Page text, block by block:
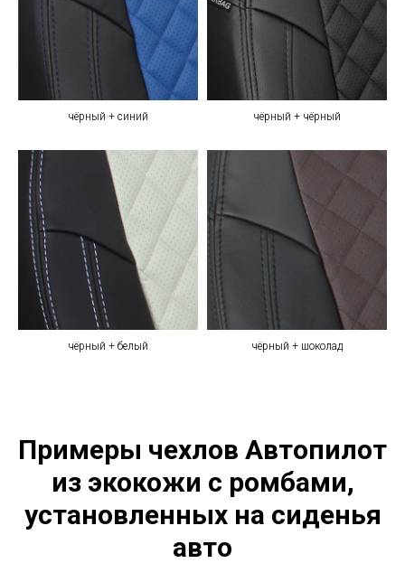
чёрный + синий чёрный + чёрный
чёрный + белый чёрный + шоколад
Примеры чехлов Автопилот
из экокожи с ромбами,
установленных на сиденья
авто